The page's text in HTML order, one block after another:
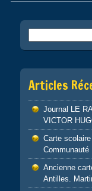
Post
Articles
Journal LE
VICTOR
Carte
Communauté
Ancienne
Antilles.